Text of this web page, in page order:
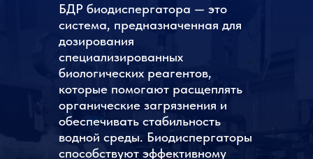
БДР биодиспергатора — это
система, предназначенная для
дозирования
специализированных
биологических реагентов,
которые помогают расщеплять
органические загрязнения и
обеспечивать стабильность
водной среды. Биодиспергаторы
способствуют эффективному